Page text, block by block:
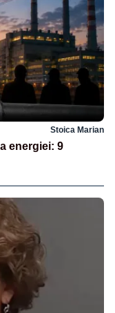
Stoica Marian
energiei: 9